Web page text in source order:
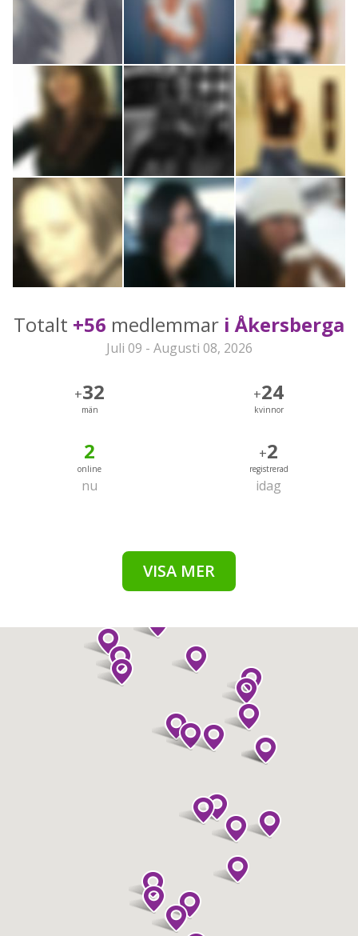
Totalt +56 medlemmar i Åkersberga
Juli 09 - Augusti 08, 2026
+32
män
+24
kvinnor
2
online
nu
+2
registrerad
idag
VISA MER